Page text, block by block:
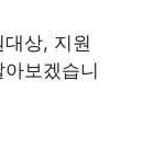
상, 지원
보겠습니